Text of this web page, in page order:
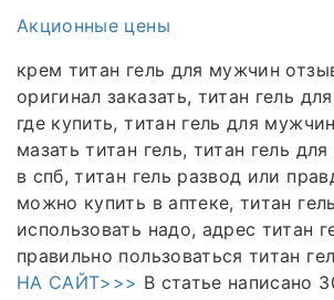
Акционные цены
крем титан гель для мужчин
оригинал заказать, титан гель
где купить, титан гель для
мазать титан гель, титан гель
в спб, титан гель развод или
можно купить в аптеке, титан
использовать надо, адрес титан
правильно пользоваться титан
НА САЙТ>>> В статье написано